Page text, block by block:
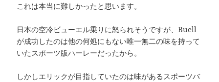
これは本当に難しかったと思います。
日本の空冷ビューエル乗りに怒られそうですが、Buell
が成功したのは他の何処にもない唯一無二の味を持って
いたスポーツ版ハーレーだったから。
しかしエリックが目指していたのは味があるスポーツバ